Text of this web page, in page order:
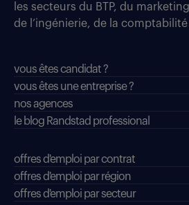
les secteurs du BTP, du
de l’ingénierie, de la
vous êtes candidat ?
vous êtes une entreprise ?
nos agences
le blog Randstad professional
offres d'emploi par contrat
offres d'emploi par région
offres d'emploi par secteur